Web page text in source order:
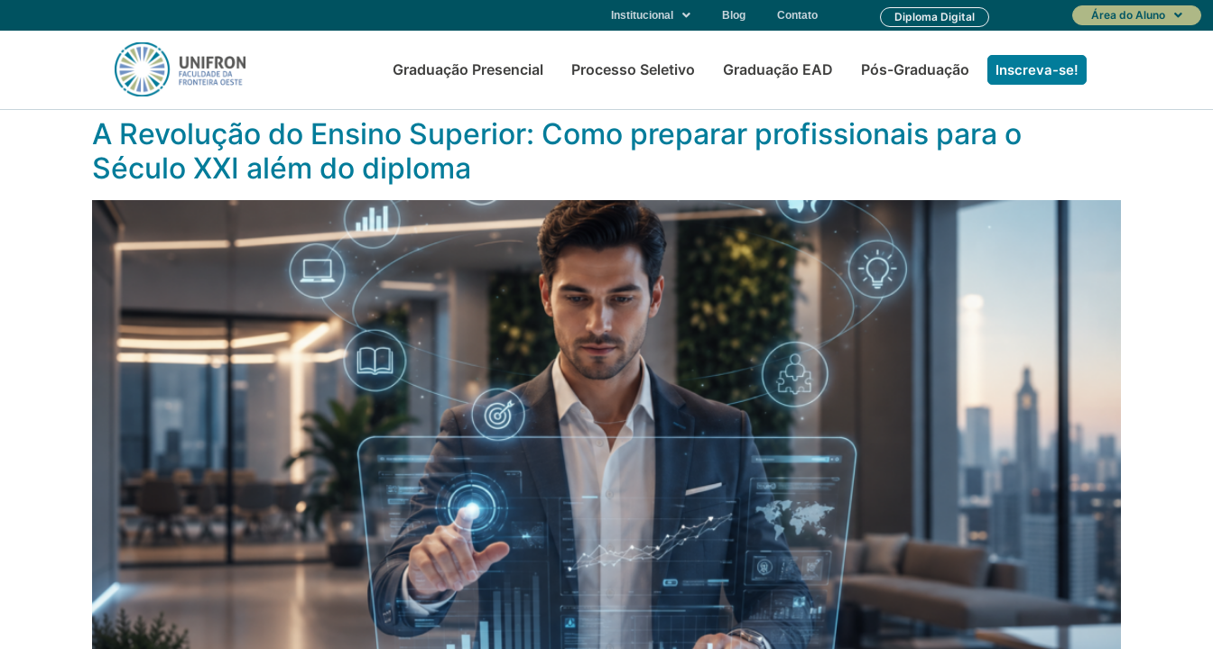
Institucional Blog Contato Diploma Digital Área do Aluno
Graduação Presencial Processo Seletivo Graduação EAD Pós-Graduação Inscreva-se!
A Revolução do Ensino Superior: Como preparar profissionais para o
Século XXI além do diploma